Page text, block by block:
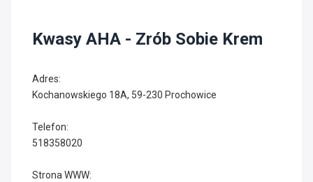
Kwasy AHA - Zrób Sobie Krem
Adres:
Kochanowskiego 18A, 59-230 Prochowice
Telefon:
518358020
Strona WWW: